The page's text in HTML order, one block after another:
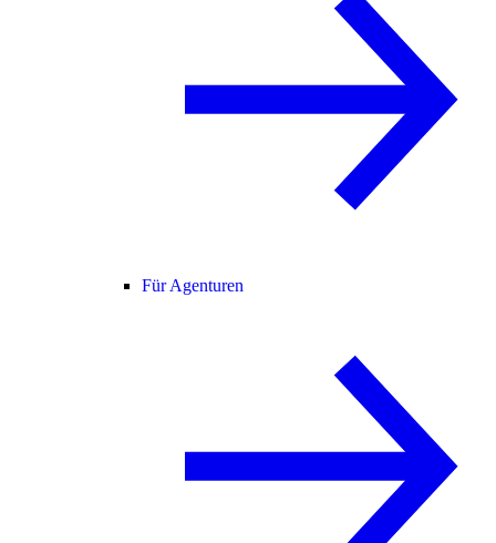
Für Agenturen